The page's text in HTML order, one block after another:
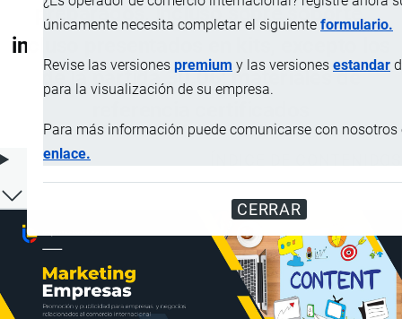
únicamente necesita completar el siguiente formulario.
Revise las versiones premium y las versiones estandar
para la visualización de su empresa.
Para más información puede comunicarse con nosotros
enlace.
CERRAR
preparados, incluso sobre soporte,
incluso presentados en kits, excepto los
de la partida 30.06; materiales de